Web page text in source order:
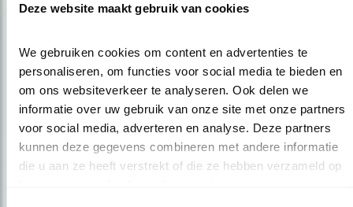
Deze website maakt gebruik van cookies
We gebruiken cookies om content en advertenties te
personaliseren, om functies voor social media te bieden en
om ons websiteverkeer te analyseren. Ook delen we
informatie over uw gebruik van onze site met onze partners
voor social media, adverteren en analyse. Deze partners
kunnen deze gegevens combineren met andere informatie
die u aan ze heeft verstrekt of die ze hebben verzameld op
Op de hoogte blijven?
over vogels en activiteiten van Vogelbescherming.
AANMELDEN VOGELNIEUWS